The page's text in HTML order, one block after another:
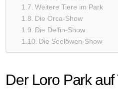
Weitere Tiere im Park
Die Orca-Show
Die Delfin-Show
Die Seelöwen-Show
Der Loro Park auf